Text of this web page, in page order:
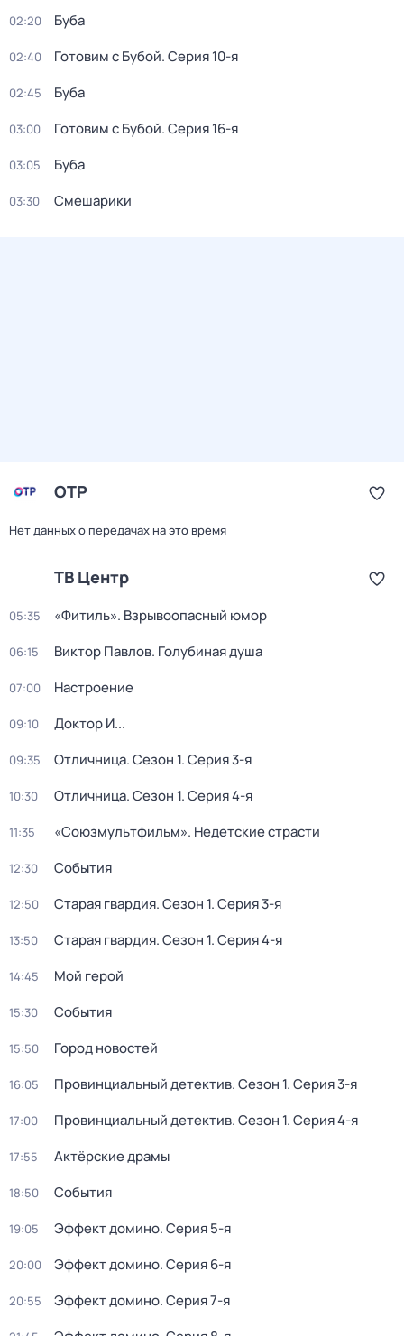
02:20 Буба
02:40 Готовим с Бубой. Серия 10-я
02:45 Буба
03:00 Готовим с Бубой. Серия 16-я
03:05 Буба
03:30 Смешарики
ОТР
Нет данных о передачах на это время
ТВ Центр
05:35 «Фитиль». Взрывоопасный юмор
06:15 Виктор Павлов. Голубиная душа
07:00 Настроение
09:10 Доктор И...
09:35 Отличница. Сезон 1. Серия 3-я
10:30 Отличница. Сезон 1. Серия 4-я
11:35 «Союзмультфильм». Недетские страсти
12:30 События
12:50 Старая гвардия. Сезон 1. Серия 3-я
13:50 Старая гвардия. Сезон 1. Серия 4-я
14:45 Мой герой
15:30 События
15:50 Город новостей
16:05 Провинциальный детектив. Сезон 1. Серия 3-я
17:00 Провинциальный детектив. Сезон 1. Серия 4-я
17:55 Актёрские драмы
18:50 События
19:05 Эффект домино. Серия 5-я
20:00 Эффект домино. Серия 6-я
20:55 Эффект домино. Серия 7-я